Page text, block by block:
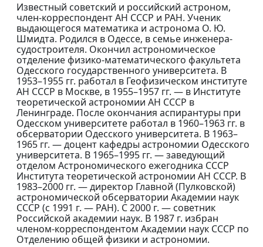
Известный советский и российский астроном,
член-корреспондент АН СССР и РАН. Ученик
выдающегося математика и астронома О. Ю.
Шмидта. Родился в Одессе, в семье инженера-
судостроителя. Окончил астрономическое
отделение физико-математического факультета
Одесского государственного университета. В
1953–1955 гг. работал в Геофизическом институте
АН СССР в Москве, в 1955–1957 гг. — в Институте
теоретической астрономии АН СССР в
Ленинграде. После окончания аспирантуры при
Одесском университете работал в 1960–1963 гг. в
обсерватории Одесского университета. В 1963–
1965 гг. — доцент кафедры астрономии Одесского
университета. В 1965–1995 гг. — заведующий
отделом Астрономического ежегодника СССР
Института теоретической астрономии АН СССР. В
1983–2000 гг. — директор Главной (Пулковской)
астрономической обсерватории Академии наук
СССР (с 1991 г. — РАН). С 2000 г. — советник
Российской академии наук. В 1987 г. избран
членом-корреспондентом Академии наук СССР по
Отделению общей физики и астрономии.